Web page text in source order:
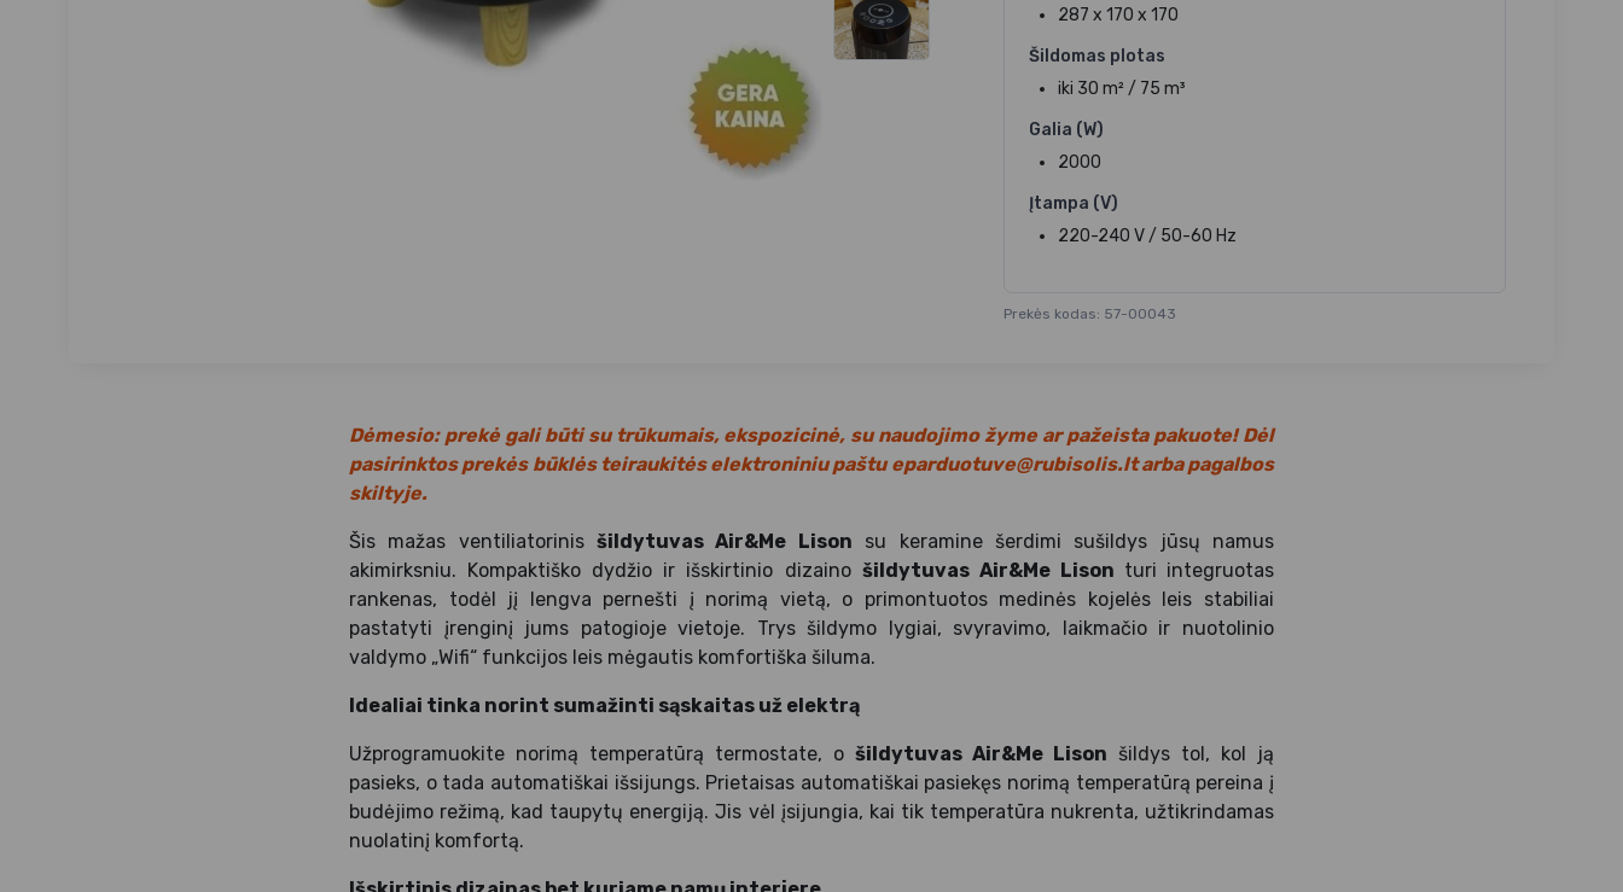
287 x 170 x 170
Šildomas plotas
iki 30 m² / 75 m³
Galia (W)
2000
Įtampa (V)
220-240 V / 50-60 Hz
Prekės kodas: 57-00043
Dėmesio: prekė gali būti su trūkumais, ekspozicinė, su naudojimo žyme ar pažeista pakuote! Dėl
pasirinktos prekės būklės teiraukitės elektroniniu paštueparduotuve@rubisolis.ltarba pagalbos
skiltyje.
Šis mažas ventiliatorinisšildytuvas Air&Me Lison su keramine šerdimi sušildys jūsų namus
akimirksniu. Kompaktiško dydžio ir išskirtinio dizaino šildytuvas Air&Me Lison turi integruotas
rankenas, todėl jį lengva pernešti į norimą vietą, o primontuotos medinės kojelės leis stabiliai
pastatyti įrenginį jums patogioje vietoje. Trys šildymo lygiai, svyravimo, laikmačio ir nuotolinio
valdymo „Wifi“ funkcijos leis mėgautis komfortiška šiluma.
Idealiai tinka norint sumažinti sąskaitas už elektrą
Užprogramuokite norimą temperatūrą termostate, o šildytuvas Air&Me Lison šildys tol, kol ją
pasieks, o tada automatiškai išsijungs. Prietaisas automatiškai pasiekęs norimą temperatūrą pereina į
budėjimo režimą, kad taupytų energiją. Jis vėl įsijungia, kai tik temperatūra nukrenta, užtikrindamas
nuolatinį komfortą.